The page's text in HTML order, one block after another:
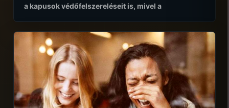
a kapusok védőfelszereléseit is, mivel a